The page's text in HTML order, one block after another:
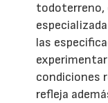
todoterreno,
las
condiciones
refleja